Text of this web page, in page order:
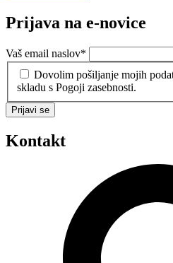
Prijava na e-novice
Vaš email naslov*
Dovolim pošiljanje mojih
skladu s Pogoji zasebnosti.
Prijavi se
Kontakt